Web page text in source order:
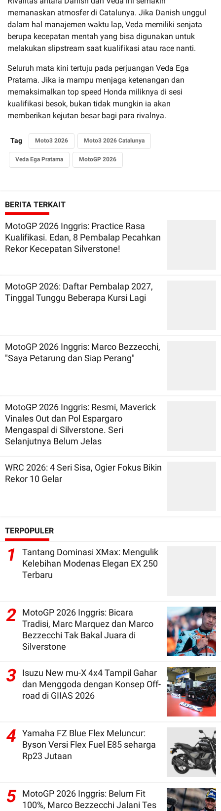
memanaskan atmosfer di Catalunya. Jika Danish unggul
dalam hal manajemen waktu lap, Veda memiliki senjata
berupa kecepatan mentah yang bisa digunakan untuk
melakukan slipstream saat kualifikasi atau race nanti.
Seluruh mata kini tertuju pada perjuangan Veda Ega
Pratama. Jika ia mampu menjaga ketenangan dan
memaksimalkan top speed Honda miliknya di sesi
kualifikasi besok, bukan tidak mungkin ia akan
memberikan kejutan besar bagi para rivalnya.
Tag Moto3 2026 Moto3 2026 Catalunya
Veda Ega Pratama MotoGP 2026
BERITA TERKAIT
MotoGP 2026 Inggris: Practice Rasa
Kualifikasi. Edan, 8 Pembalap Pecahkan
Rekor Kecepatan Silverstone!
MotoGP 2026: Daftar Pembalap 2027,
Tinggal Tunggu Beberapa Kursi Lagi
MotoGP 2026 Inggris: Marco Bezzecchi,
"Saya Petarung dan Siap Perang"
MotoGP 2026 Inggris: Resmi, Maverick
Vinales Out dan Pol Espargaro
Mengaspal di Silverstone. Seri
Selanjutnya Belum Jelas
WRC 2026: 4 Seri Sisa, Ogier Fokus Bikin
Rekor 10 Gelar
TERPOPULER
1
Tantang Dominasi XMax: Mengulik
Kelebihan Modenas Elegan EX 250
Terbaru
2
MotoGP 2026 Inggris: Bicara
Tradisi, Marc Marquez dan Marco
Bezzecchi Tak Bakal Juara di
Silverstone
3
Isuzu New mu-X 4x4 Tampil Gahar
dan Menggoda dengan Konsep Off-
road di GIIAS 2026
4
Yamaha FZ Blue Flex Meluncur:
Byson Versi Flex Fuel E85 seharga
Rp23 Jutaan
5 MotoGP 2026 Inggris: Belum Fit
100%, Marco Bezzecchi Jalani Tes